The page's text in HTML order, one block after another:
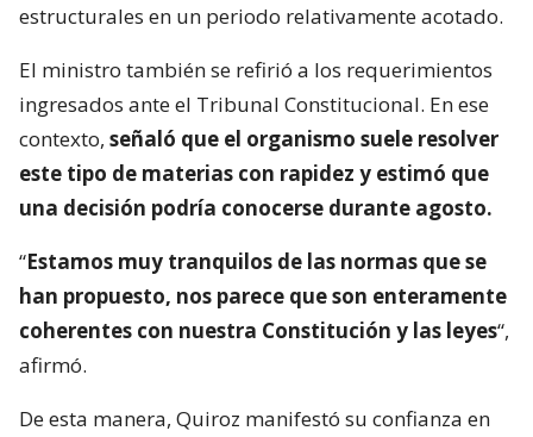
estructurales en un periodo relativamente acotado.
El ministro también se refirió a los requerimientos
ingresados ante el Tribunal Constitucional. En ese
contexto, señaló que el organismo suele resolver
este tipo de materias con rapidez y estimó que
una decisión podría conocerse durante agosto.
“Estamos muy tranquilos de las normas que se
han propuesto, nos parece que son enteramente
coherentes con nuestra Constitución y las leyes“,
afirmó.
De esta manera, Quiroz manifestó su confianza en